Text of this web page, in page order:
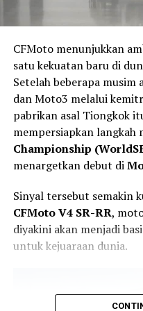
wheelbase 1.280 mm.
mm, sehingga cukup
perkotaan maupun
yang tidak rata.
Kombinasi bobot ringan
membuat motor ini lebih
ketika harus berhenti,
maupun saat parkir.
Kaki-Kaki Bergaya
Untuk sektor suspensi,
fork teleskopik di
hidrolik di belakang .
Mesin 190 cc
Di balik desainnya yang
CFMoto menunjukkan
satu kekuatan baru di
Setelah beberapa
dan Moto3 melalui
pabrikan asal Tiongkok
mempersiapkan langkah
Championship
menargetkan debut di
Sinyal tersebut semakin
CFMoto V4 SR-RR,
diyakini akan menjadi
untuk kejuaraan dunia.